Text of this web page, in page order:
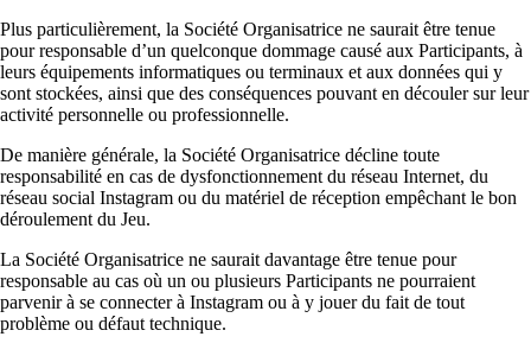
Plus particulièrement, la Société Organisatrice ne saurait être tenue
pour responsable d’un quelconque dommage causé aux Participants, à
leurs équipements informatiques ou terminaux et aux données qui y
sont stockées, ainsi que des conséquences pouvant en découler sur leur
activité personnelle ou professionnelle.
De manière générale, la Société Organisatrice décline toute
responsabilité en cas de dysfonctionnement du réseau Internet, du
réseau social Instagram ou du matériel de réception empêchant le bon
déroulement du Jeu.
La Société Organisatrice ne saurait davantage être tenue pour
responsable au cas où un ou plusieurs Participants ne pourraient
parvenir à se connecter à Instagram ou à y jouer du fait de tout
problème ou défaut technique.